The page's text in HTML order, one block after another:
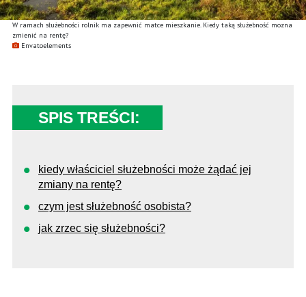
W ramach służebności rolnik ma zapewnić matce mieszkanie. Kiedy taką służebność mozna
zmienić na rentę?
Envatoelements
SPIS TREŚCI:
kiedy właściciel służebności może żądać jej
zmiany na rentę?
czym jest służebność osobista?
jak zrzec się służebności?